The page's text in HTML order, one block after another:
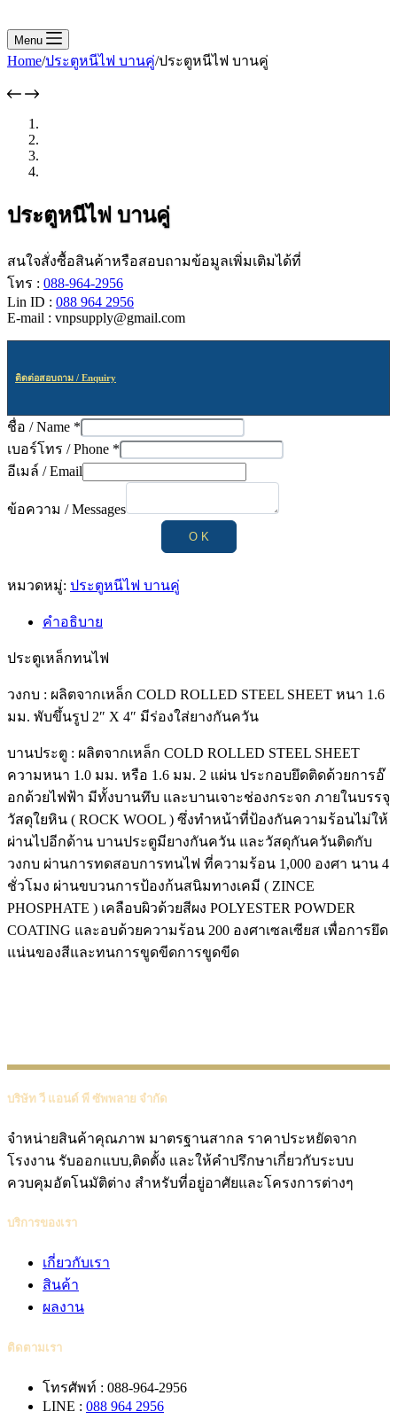
Menu
Home/ประตูหนีไฟ บานคู่/ประตูหนีไฟ บานคู่
ประตูหนีไฟ บานคู่
สนใจสั่งซื้อสินค้าหรือสอบถามข้อมูลเพิ่มเติมได้ที่
โทร : 088-964-2956
Lin ID : 088 964 2956
E-mail : vnpsupply@gmail.com
ติดต่อสอบถาม / Enquiry
ชื่อ / Name *
เบอร์โทร / Phone *
อีเมล์ / Email
ข้อความ / Messages
O K
หมวดหมู่: ประตูหนีไฟ บานคู่
คำอธิบาย
ประตูเหล็กทนไฟ
วงกบ : ผลิตจากเหล็ก COLD ROLLED STEEL SHEET หนา 1.6
มม. พับขึ้นรูป 2″ X 4″ มีร่องใส่ยางกันควัน
บานประตู : ผลิตจากเหล็ก COLD ROLLED STEEL SHEET
ความหนา 1.0 มม. หรือ 1.6 มม. 2 แผ่น ประกอบยึดติดด้วยการอ๊
อกด้วยไฟฟ้า มีทั้งบานทึบ และบานเจาะช่องกระจก ภายในบรรจุ
วัสดุใยหิน ( ROCK WOOL ) ซึ่งทำหน้าที่ป้องกันความร้อนไม่ให้
ผ่านไปอีกด้าน บานประตูมียางกันควัน และวัสดุกันควันติดกับ
วงกบ ผ่านการทดสอบการทนไฟ ที่ความร้อน 1,000 องศา นาน 4
ชั่วโมง ผ่านขบวนการป้องก้นสนิมทางเคมี ( ZINCE
PHOSPHATE ) เคลือบผิวด้วยสีผง POLYESTER POWDER
COATING และอบด้วยความร้อน 200 องศาเซลเซียส เพื่อการยึด
แน่นของสีและทนการขูดขีดการขูดขีด
บริษัท วี แอนด์ พี ซัพพลาย จำกัด
จำหน่ายสินค้าคุณภาพ มาตรฐานสากล ราคาประหยัดจาก
โรงงาน รับออกแบบ,ติดตั้ง และให้คำปรึกษาเกี่ยวกับระบบ
ควบคุมอัตโนมัติต่าง สำหรับที่อยู่อาศัยและโครงการต่างๆ
บริการของเรา
เกี่ยวกับเรา
สินค้า
ผลงาน
ติดตามเรา
โทรศัพท์ : 088-964-2956
LINE : 088 964 2956